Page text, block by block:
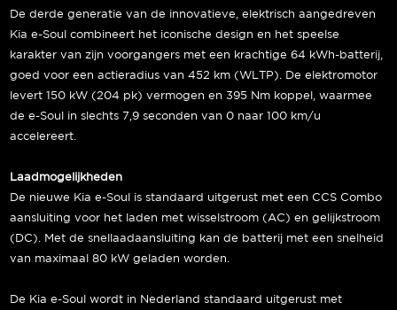
De derde generatie van de innovatieve, elektrisch aangedreven
Kia e-Soul combineert het iconische design en het speelse
karakter van zijn voorgangers met een krachtige 64 kWh-batterij,
goed voor een actieradius van 452 km (WLTP). De elektromotor
levert 150 kW (204 pk) vermogen en 395 Nm koppel, waarmee
de e-Soul in slechts 7,9 seconden van 0 naar 100 km/u
accelereert.
Laadmogelijkheden
De nieuwe Kia e-Soul is standaard uitgerust met een CCS Combo
aansluiting voor het laden met wisselstroom (AC) en gelijkstroom
(DC). Met de snellaadaansluiting kan de batterij met een snelheid
van maximaal 80 kW geladen worden.
De Kia e-Soul wordt in Nederland standaard uitgerust met